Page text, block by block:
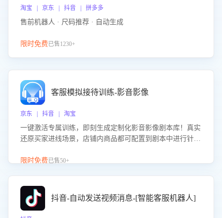
淘宝 | 京东 | 抖音 | 拼多多
售前机器人 · 尺码推荐 · 自动生成
限时免费已售1230+
客服模拟接待训练-影音影像
京东 | 抖音 | 淘宝
一键激活专属训练，即刻生成定制化影音影像剧本库！真实
还原买家进线场景，店铺内商品都可配置到剧本中进行针对
击 “立即开通”，快速获取影音影像类目剧本，一键开启客服
限时免费已售50+
抖音-自动发送视频消息-[智能客服机器人]